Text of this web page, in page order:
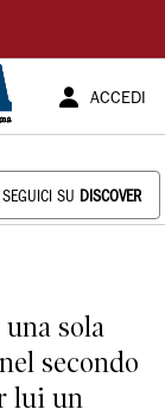
ACCEDI
SEGUICI SU DISCOVER
sola
secondo
lui un